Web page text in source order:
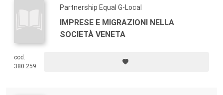
Partnership Equal G-Local
IMPRESE E MIGRAZIONI NELLA
SOCIETÀ VENETA
cod.
380.259